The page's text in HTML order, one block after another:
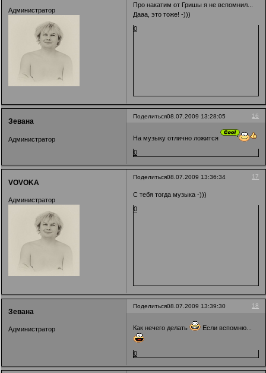
Администратор
Про накатим от Гришы я не вспомнил...
Дааа, это тоже! -)))
0
Поделиться 16
08.07.2009 13:28:05
Зевана
Администратор
На музыку отлично ложится
0
Поделиться 17
08.07.2009 13:36:34
VOVOKA
Администратор
С тебя тогда музыка -)))
0
Поделиться 18
08.07.2009 13:39:30
Зевана
Администратор Как нечего делать Если вспомню...
0